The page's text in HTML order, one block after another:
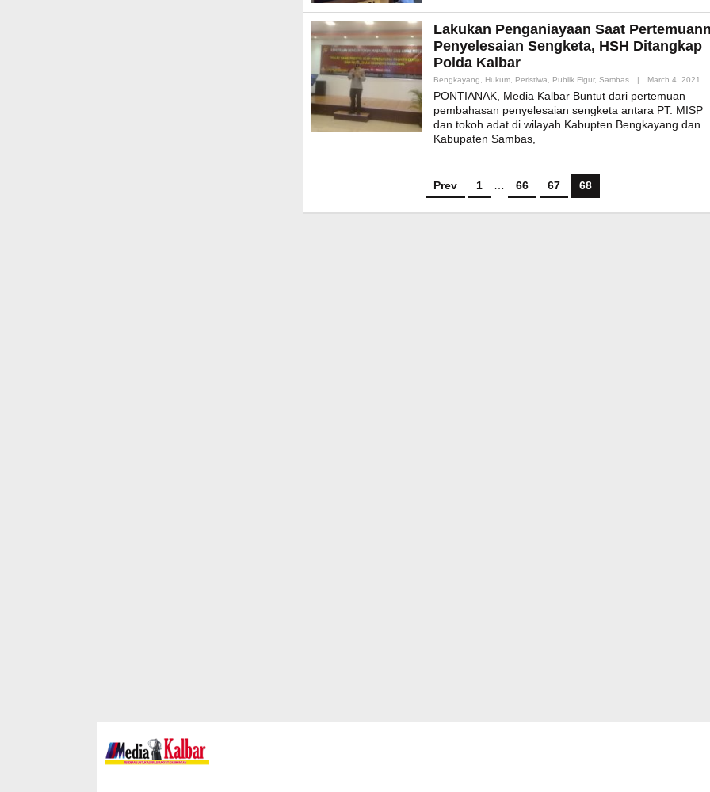
Lakukan Penganiayaan Saat
Penyelesaian Sengketa, HSH Ditangkap
Polda Kalbar
Bengkayang, Hukum, Peristiwa, Publik Figur, Sambas | March 4, 2021
PONTIANAK, Media Kalbar Buntut dari pertemuan
pembahasan penyelesaian sengketa antara PT. MISP
dan tokoh adat di wilayah Kabupten Bengkayang dan
Kabupaten Sambas,
Prev 1 … 66 67 68